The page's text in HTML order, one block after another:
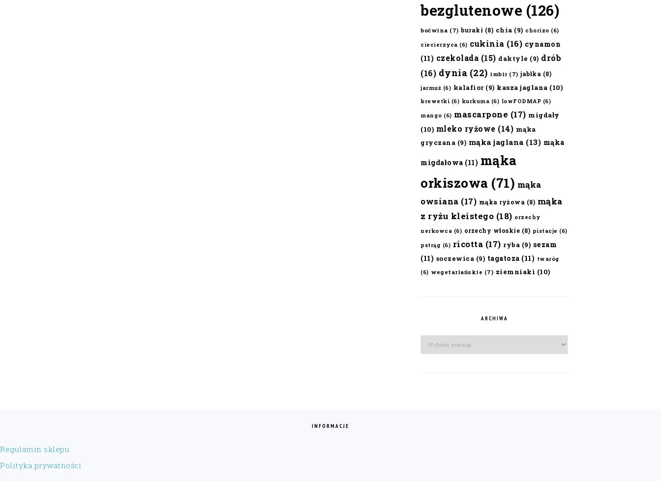
bezglutenowe (126)
boćwina (7) buraki (8) chia (9) chorizo (6)
ciecierzyca (6) cukinia (16) cynamon
(11) czekolada (15) daktyle (9) drób
(16) dynia (22) imbir (7) jabłka (8)
jarmuż (6) kalafior(9) kasza jaglana (10)
krewetki (6) kurkuma (6) lowFODMAP (6)
mango (6) mascarpone (17) migdały
(10) mleko ryżowe (14) mąka
gryczana (9) mąka jaglana (13) mąka
migdałowa (11) mąka
orkiszowa (71) mąka
owsiana (17) mąka ryżowa (8) mąka
z ryżu kleistego (18) orzechy
nerkowca (6) orzechy włoskie (8) pistacje (6)
pstrąg (6) ricotta (17) ryba (9) sezam
(11) soczewica (9) tagatoza (11) twaróg
(6) wegetariańskie (7) ziemniaki (10)
ARCHIWA
Archiwa
INFORMACJE
Regulamin sklepu
Polityka prywatności